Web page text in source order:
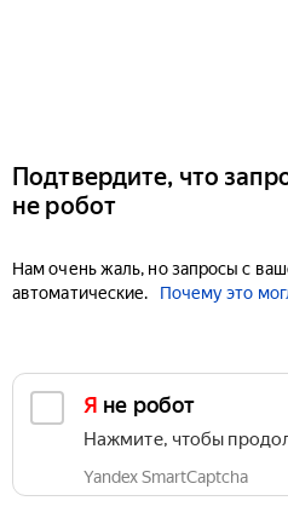
Подтвердите, что
не робот
Нам очень жаль, но запросы с
автоматические.
Почему это
Я не робот
Нажмите, чтобы
Yandex SmartCaptcha